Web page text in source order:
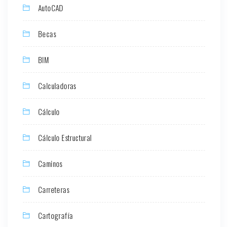
AutoCAD
Becas
BIM
Calculadoras
Cálculo
Cálculo Estructural
Caminos
Carreteras
Cartografía